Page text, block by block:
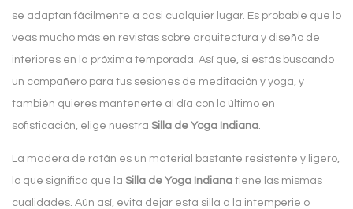
se adaptan fácilmente a casi cualquier lugar. Es probable que lo
veas mucho más en revistas sobre arquitectura y diseño de
interiores en la próxima temporada. Así que, si estás buscando
un compañero para tus sesiones de meditación y yoga, y
también quieres mantenerte al día con lo último en
sofisticación, elige nuestra Silla de Yoga Indiana.
La madera de ratán es un material bastante resistente y ligero,
lo que significa que la Silla de Yoga Indiana tiene las mismas
cualidades. Aún así, evita dejar esta silla a la intemperie o